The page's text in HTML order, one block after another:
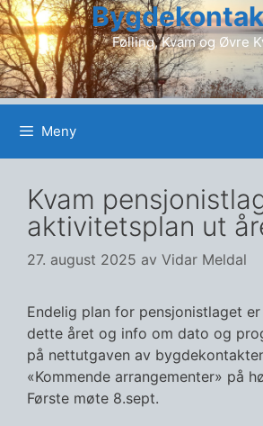
Hopp
til
innhold
Følling, Kvam og Øvre
Meny
Kvam
aktivitetsplan ut
27. august 2025 av Vidar Meldal
Endelig plan for pensjonistlaget
dette året og info om dato og
på nettutgaven av
«Kommende arrangementer» på
Første møte 8.sept.